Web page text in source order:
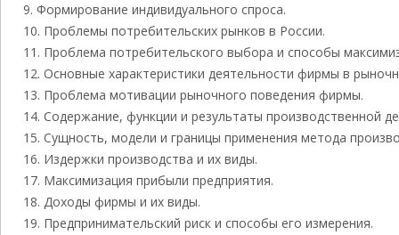
Формирование индивидуального спроса.
Проблемы потребительских рынков в России.
Проблема потребительского выбора и способы
Основные характеристики деятельности фирмы в
Проблема мотивации рыночного поведения фирмы.
Содержание, функции и результаты производственной
Сущность, модели и границы применения метода
Издержки производства и их виды.
Максимизация прибыли предприятия.
Доходы фирмы и их виды.
Предпринимательский риск и способы его измерения.